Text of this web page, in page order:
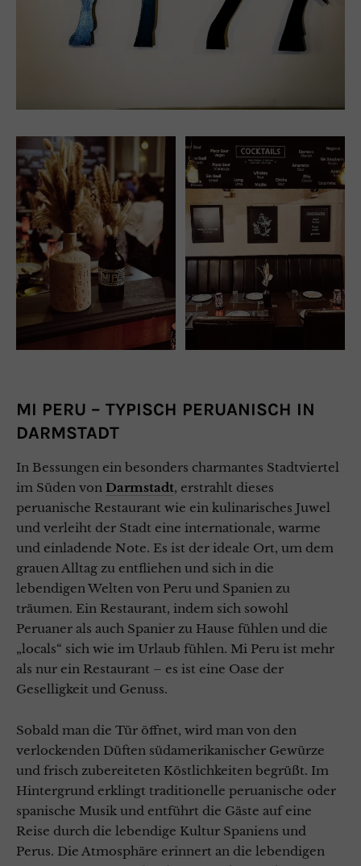
MI PERU – TYPISCH PERUANISCH IN
DARMSTADT
In Bessungen ein besonders charmantes Stadtviertel
im Süden von Darmstadt, erstrahlt dieses
peruanische Restaurant wie ein kulinarisches Juwel
und verleiht der Stadt eine internationale, warme
und einladende Note. Es ist der ideale Ort, um dem
grauen Alltag zu entfliehen und sich in die
lebendigen Welten von Peru und Spanien zu
träumen. Ein Restaurant, indem sich sowohl
Peruaner als auch Spanier zu Hause fühlen und die
„locals“ sich wie im Urlaub fühlen. Mi Peru ist mehr
als nur ein Restaurant – es ist eine Oase der
Geselligkeit und Genuss.
Sobald man die Tür öffnet, wird man von den
verlockenden Düften südamerikanischer Gewürze
und frisch zubereiteten Köstlichkeiten begrüßt. Im
Hintergrund erklingt traditionelle peruanische oder
spanische Musik und entführt die Gäste auf eine
Reise durch die lebendige Kultur Spaniens und
Perus. Die Atmosphäre erinnert an die lebendigen